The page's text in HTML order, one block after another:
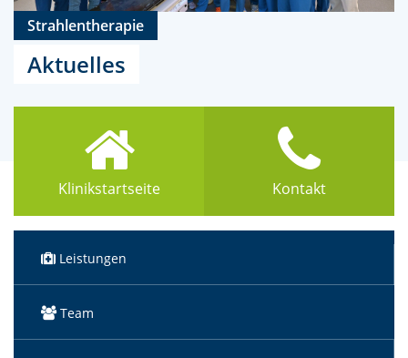
Strahlentherapie
Aktuelles
Klinikstartseite Kontakt
Leistungen
Team